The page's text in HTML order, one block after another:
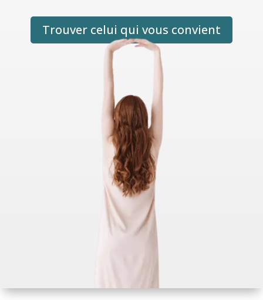
Trouver celui qui vous convient